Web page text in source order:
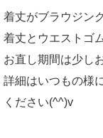
着丈がブラウジン
着丈とウエストゴ
お直し期間は少し
詳細はいつもの様
ください(^^)v